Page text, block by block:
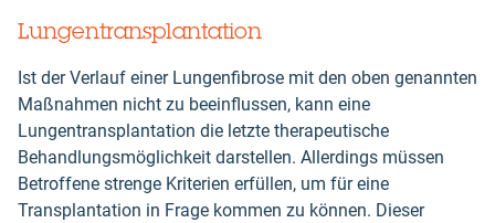
Lungentransplantation
Ist der Verlauf einer Lungenfibrose mit den oben genannten
Maßnahmen nicht zu beeinflussen, kann eine
Lungentransplantation die letzte therapeutische
Behandlungsmöglichkeit darstellen. Allerdings müssen
Betroffene strenge Kriterien erfüllen, um für eine
Transplantation in Frage kommen zu können. Dieser